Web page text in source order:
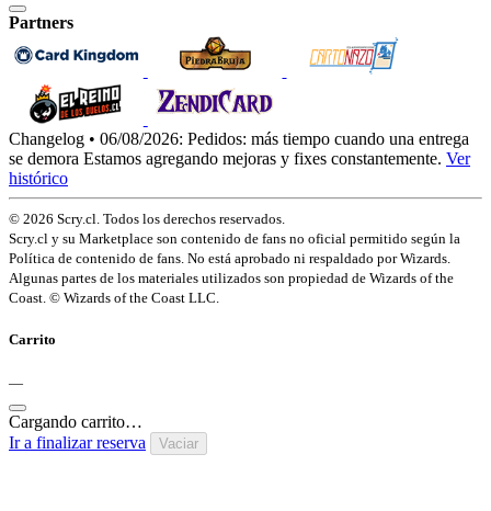
Partners
Changelog • 06/08/2026: Pedidos: más tiempo cuando una entrega
se demora Estamos agregando mejoras y fixes constantemente. Ver
histórico
© 2026 Scry.cl. Todos los derechos reservados.
Scry.cl y su Marketplace son contenido de fans no oficial permitido según la
Política de contenido de fans. No está aprobado ni respaldado por Wizards.
Algunas partes de los materiales utilizados son propiedad de Wizards of the
Coast. © Wizards of the Coast LLC.
Carrito
—
Cargando carrito…
Ir a finalizar reserva
Vaciar